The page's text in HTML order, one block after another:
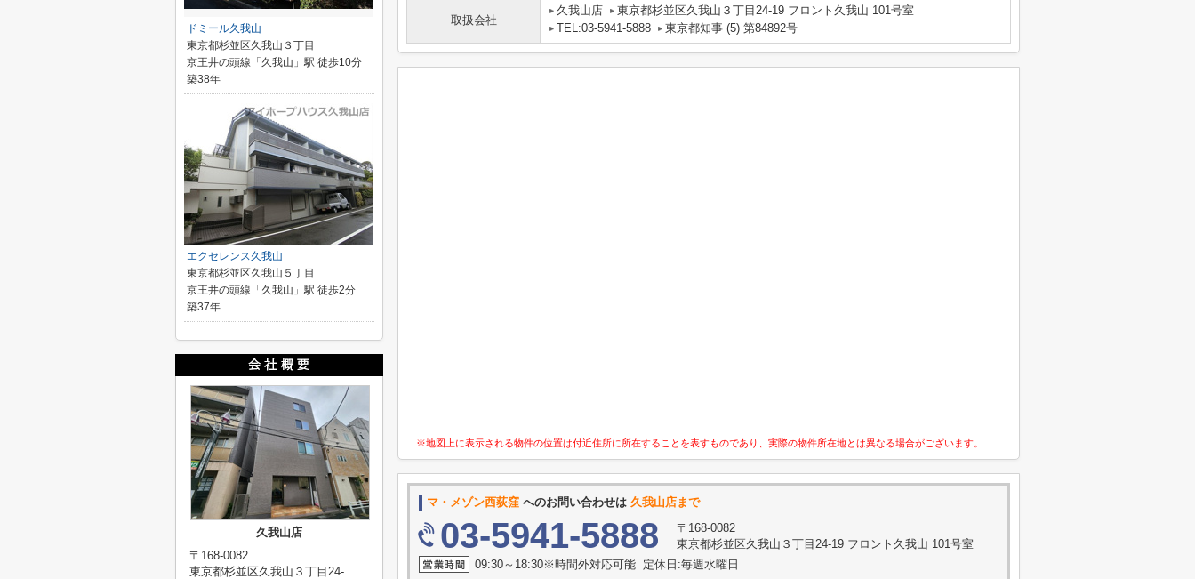
取扱会社
久我山店
東京都杉並区久我山３丁目24-19 フロント久我山 101号室
TEL:03-5941-5888
東京都知事 (5) 第84892号
※地図上に表示される物件の位置は付近住所に所在することを表すものであり、実際の物件所在地とは異なる場合がございます。
マ・メゾン西荻窪 へのお問い合わせは 久我山店まで
03-5941-5888
〒168-0082
東京都杉並区久我山３丁目24-19 フロント久我山 101号室
09:30～18:30※時間外対応可能 定休日:毎週水曜日
ドミール久我山
東京都杉並区久我山３丁目
京王井の頭線「久我山」駅 徒歩10分
築38年
エクセレンス久我山
東京都杉並区久我山５丁目
京王井の頭線「久我山」駅 徒歩2分
築37年
久我山店
〒168-0082
東京都杉並区久我山３丁目24-